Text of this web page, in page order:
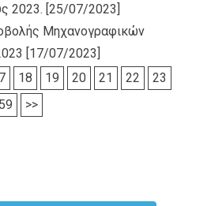
2023. [25/07/2023]
Μηχανογραφικών
[17/07/2023]
18 19 20 21 22
23
59 >>